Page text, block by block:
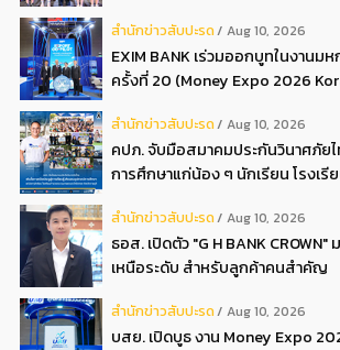
สํานักข่าวสับปะรด Aug 10, 2026
EXIM BANK เร่วมออกบูทในงานม
ครั้งที่ 20 (Money Expo 2026
สํานักข่าวสับปะรด Aug 10, 2026
คปภ. จับมือสมาคมประกันวินาศภั
การศึกษาแก่น้อง ๆ นักเรียน โรงเรี
สํานักข่าวสับปะรด Aug 10, 2026
ธอส. เปิดตัว "G H BANK
เหนือระดับ สำหรับลูกค้าคนสำคัญ
สํานักข่าวสับปะรด Aug 10, 2026
บสย. เปิดบูธ งาน Money Expo